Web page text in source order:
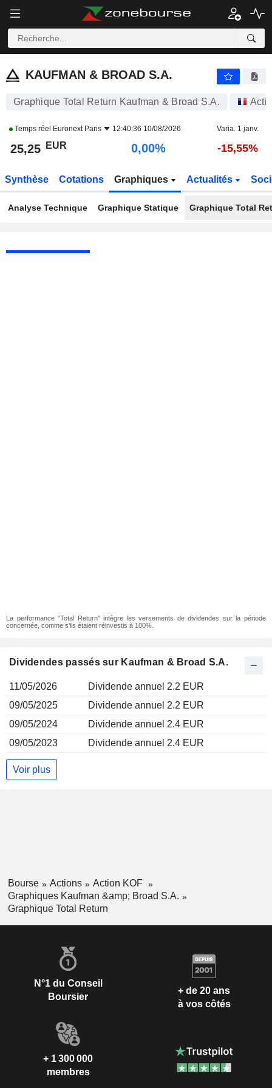
KAUFMAN & BROAD S.A.
KAUFMAN & BROAD S.A.
Graphique Total Return Kaufman & Broad S.A.
Temps réel Euronext Paris 12:40:36 10/08/2026 Varia. 1 janv.
25,25 EUR 0,00% -15,55%
Synthèse Cotations Graphiques Actualités
Analyse Technique Graphique Statique Graphique Total
La performance "Total Return" intègre les versements de dividendes sur la période
concernée, comme s'ils étaient réinvestis à 100%.
Dividendes passés sur Kaufman & Broad S.A.
11/05/2026
Dividende annuel 2.2 EUR
09/05/2025
Dividende annuel 2.2 EUR
09/05/2024
Dividende annuel 2.4 EUR
09/05/2023
Dividende annuel 2.4 EUR
Voir plus
Bourse Actions
Action KOF
Graphiques Kaufman &amp; Broad S.A.
Graphique Total Return
N°1 du Conseil
Boursier
+ de 20 ans
à vos côtés
+ 1 300 000
membres